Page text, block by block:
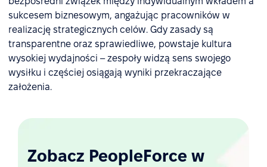
sukcesem biznesowym, angażując pracowników w
realizację strategicznych celów. Gdy zasady są
transparentne oraz sprawiedliwe, powstaje kultura
wysokiej wydajności – zespoły widzą sens swojego
wysiłku i częściej osiągają wyniki przekraczające
założenia.
Zobacz PeopleForce w